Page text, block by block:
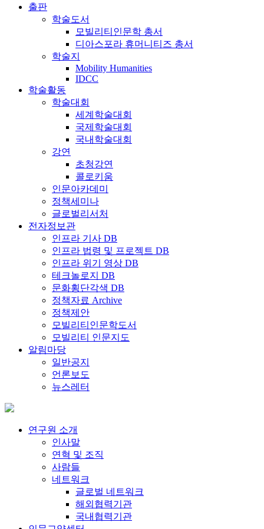
출판
학술도서
모빌리티인문학 총서
디아스포라 휴머니티즈 총서
학술지
Mobility Humanities
IDCC
학술활동
학술대회
세계학술대회
국제학술대회
국내학술대회
강연
초청강연
콜로키움
인문아카데미
정책세미나
글로벌리서처
전자정보관
인프라 기사 DB
인프라 법령 및 프로젝트 DB
인프라 위기 영상 DB
테크놀로지 DB
문화횡단각색 DB
정책자료 Archive
정책제안
모빌리티인문학도서
모빌리티 인문지도
알림마당
일반공지
언론보도
뉴스레터
연구원 소개
인사말
연혁 및 조직
사람들
네트워크
글로벌 네트워크
해외협력기관
국내협력기관